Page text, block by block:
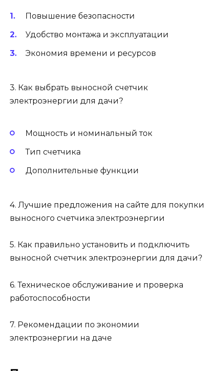
Повышение безопасности
Удобство монтажа и эксплуатации
Экономия времени и ресурсов
3. Как выбрать выносной счетчик
электроэнергии для дачи?
Мощность и номинальный ток
Тип счетчика
Дополнительные функции
4. Лучшие предложения на сайте для покупки
выносного счетчика электроэнергии
5. Как правильно установить и подключить
выносной счетчик электроэнергии для дачи?
6. Техническое обслуживание и проверка
работоспособности
7. Рекомендации по экономии
электроэнергии на даче